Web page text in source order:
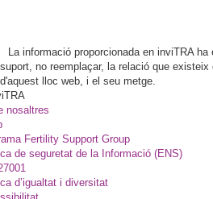
La informació proporcionada en inviTRA
suport, no reemplaçar, la relació que
d'aquest lloc web, i el seu metge.
nosaltres
Fertility Support Group
de seguretat de la Informació (ENS)
d’igualtat i diversitat